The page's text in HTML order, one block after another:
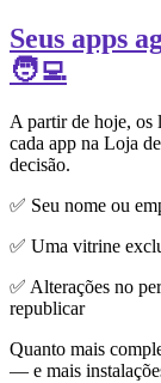
Seus apps
🧑‍💻
A partir de hoje, os
cada app na Loja
decisão.
✅ Seu nome ou
✅ Uma vitrine
✅ Alterações no
republicar
Quanto mais
— e mais